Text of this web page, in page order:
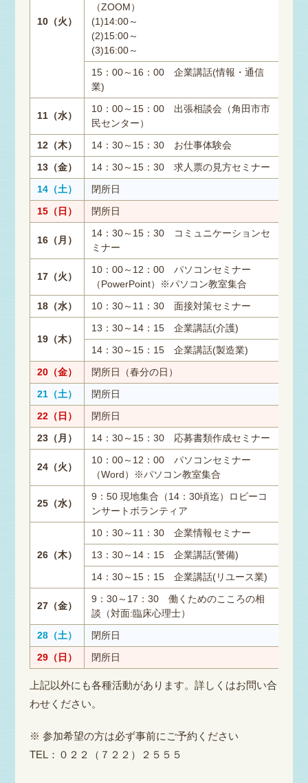
10（火）
（ZOOM）
(1)14:00～
(2)15:00～
(3)16:00～
15：00～16：00 企業講話(情報・通信
業)
11（水）
10：00～15：00 出張相談会（角田市市
民センター）
12（木）
14：30～15：30 お仕事体験会
13（金）
14：30～15：30 求人票の見方セミナー
14（土）
閉所日
15（日）
閉所日
16（月）
14：30～15：30 コミュニケーションセ
ミナー
17（火）
10：00～12：00 パソコンセミナー
（PowerPoint）※パソコン教室集合
18（水）
10：30～11：30 面接対策セミナー
19（木）
13：30～14：15 企業講話(介護)
14：30～15：15 企業講話(製造業)
20（金）
閉所日（春分の日）
21（土）
閉所日
22（日）
閉所日
23（月）
14：30～15：30 応募書類作成セミナー
24（火）
10：00～12：00 パソコンセミナー
（Word）※パソコン教室集合
25（水）
9：50 現地集合（14：30頃迄）ロビーコ
ンサートボランティア
26（木）
10：30～11：30 企業情報セミナー
13：30～14：15 企業講話(警備)
14：30～15：15 企業講話(リユース業)
27（金）
9：30～17：30 働くためのこころの相
談（対面:臨床心理士）
28（土）
閉所日
29（日）
閉所日
上記以外にも各種活動があります。詳しくはお問い合
わせください。
※ 参加希望の方は必ず事前にご予約ください
TEL：０２２（７２２）２５５５